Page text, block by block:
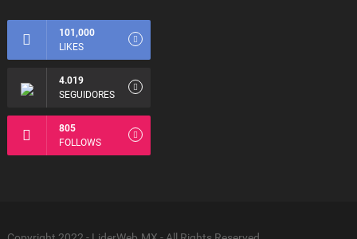
101,000
LIKES
4.019
SEGUIDORES
805
FOLLOWS